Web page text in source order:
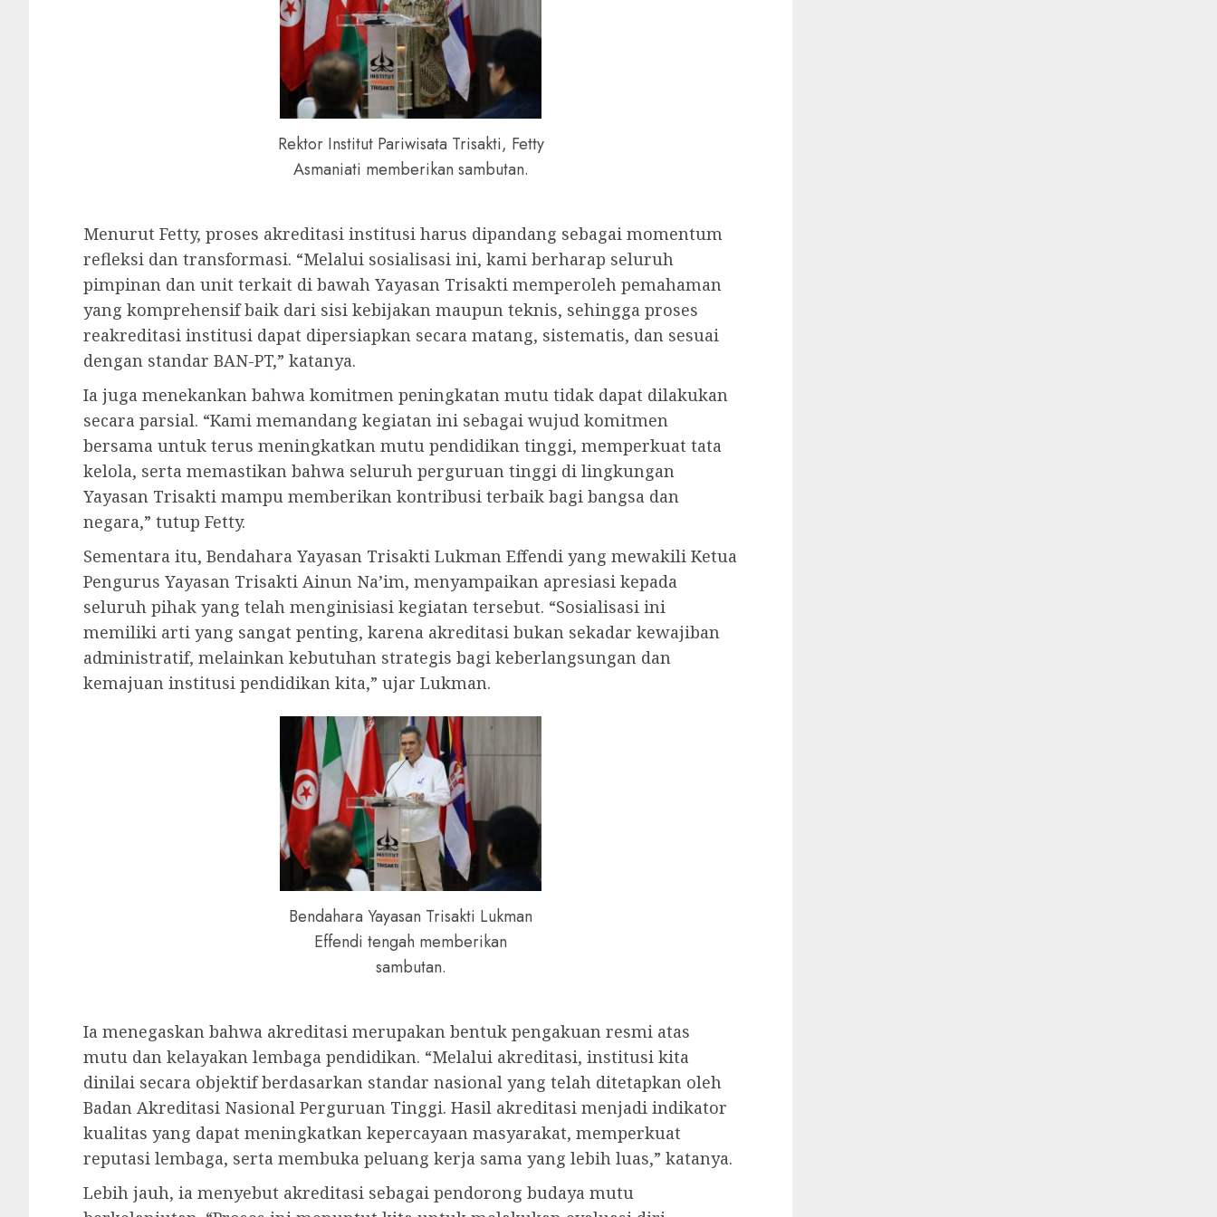
Rektor Institut Pariwisata Trisakti, Fetty
Asmaniati memberikan sambutan.
Menurut Fetty, proses akreditasi institusi harus dipandang sebagai momentum
refleksi dan transformasi. “Melalui sosialisasi ini, kami berharap seluruh
pimpinan dan unit terkait di bawah Yayasan Trisakti memperoleh pemahaman
yang komprehensif baik dari sisi kebijakan maupun teknis, sehingga proses
reakreditasi institusi dapat dipersiapkan secara matang, sistematis, dan sesuai
dengan standar BAN-PT,” katanya.
Ia juga menekankan bahwa komitmen peningkatan mutu tidak dapat dilakukan
secara parsial. “Kami memandang kegiatan ini sebagai wujud komitmen
bersama untuk terus meningkatkan mutu pendidikan tinggi, memperkuat tata
kelola, serta memastikan bahwa seluruh perguruan tinggi di lingkungan
Yayasan Trisakti mampu memberikan kontribusi terbaik bagi bangsa dan
negara,” tutup Fetty.
Sementara itu, Bendahara Yayasan Trisakti Lukman Effendi yang mewakili Ketua
Pengurus Yayasan Trisakti Ainun Na’im, menyampaikan apresiasi kepada
seluruh pihak yang telah menginisiasi kegiatan tersebut. “Sosialisasi ini
memiliki arti yang sangat penting, karena akreditasi bukan sekadar kewajiban
administratif, melainkan kebutuhan strategis bagi keberlangsungan dan
kemajuan institusi pendidikan kita,” ujar Lukman.
Bendahara Yayasan Trisakti Lukman
Effendi tengah memberikan
sambutan.
Ia menegaskan bahwa akreditasi merupakan bentuk pengakuan resmi atas
mutu dan kelayakan lembaga pendidikan. “Melalui akreditasi, institusi kita
dinilai secara objektif berdasarkan standar nasional yang telah ditetapkan oleh
Badan Akreditasi Nasional Perguruan Tinggi. Hasil akreditasi menjadi indikator
kualitas yang dapat meningkatkan kepercayaan masyarakat, memperkuat
reputasi lembaga, serta membuka peluang kerja sama yang lebih luas,” katanya.
Lebih jauh, ia menyebut akreditasi sebagai pendorong budaya mutu